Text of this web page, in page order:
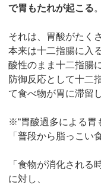
で胃もたれが起こる。
それは、胃酸がたく
本来は十二指腸に入
酸性のまま十二指腸
防御反応として十二
て食べ物が胃に滞留
※“胃酸過多による胃
「普段から脂っこい
「食物が消化される
に対し、